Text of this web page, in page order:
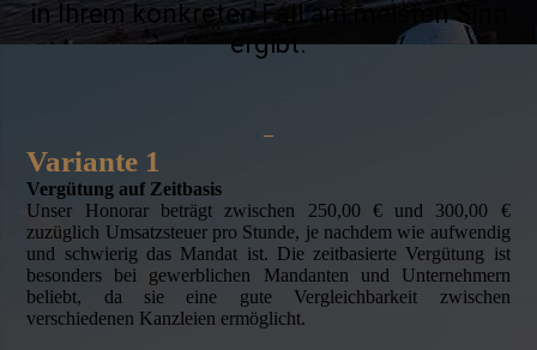
in Ihrem konkreten Fall am meisten Sinn
ergibt.
–
Variante 1
Vergütung auf Zeitbasis
Unser Honorar beträgt zwischen 250,00 € und 300,00 €
zuzüglich Umsatzsteuer pro Stunde, je nachdem wie aufwendig
und schwierig das Mandat ist. Die zeitbasierte Ver­gütung ist
besonders bei gewerblichen Mandanten und Unter­nehmern
beliebt, da sie eine gute Vergleichbarkeit zwischen
verschiedenen Kanzleien ermöglicht.